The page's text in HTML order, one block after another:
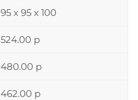
95 x 95 x 100
524.00 р
480.00 р
462.00 р